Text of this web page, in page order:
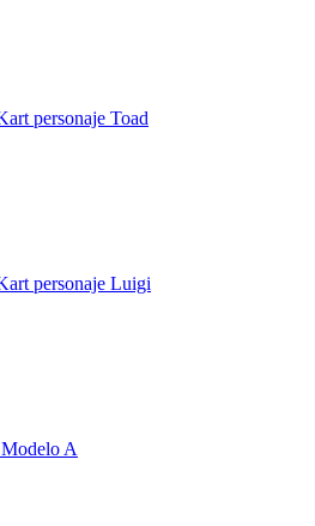
personaje Toad
personaje Luigi
A